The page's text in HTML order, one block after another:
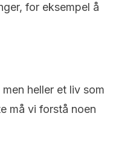
for eksempel å
heller et liv som
må vi forstå noen